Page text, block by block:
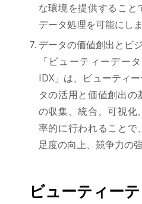
な環境を提供すること
データ処理を可能にしま
データの価値創出とビ
「ビューティーデー
IDX」は、ビューティ
タの活用と価値創出の
の収集、統合、可視化
率的に行われることで
足度の向上、競争力の
ビューティー